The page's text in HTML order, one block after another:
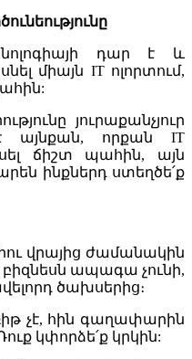
դար է և
միայն IT ոլորտում,
յուրաքանչյուր
է այնքան, որքան IT
ճիշտ պահին, այն
ինքներդ ստեղծե՛ք
վրայից ժամանակին
բիզնեսն ապագա չունի,
ծախսերից։
չէ, հին գաղափարին
կփորձե՛ք կրկին: